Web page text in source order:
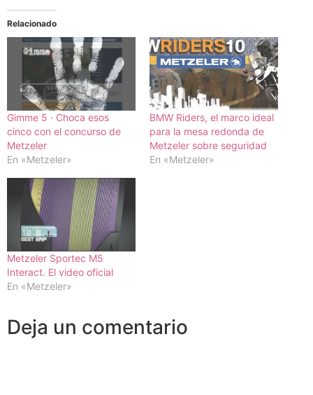
Relacionado
Gimme 5 · Choca esos
cinco con el concurso de
Metzeler
En «Metzeler»
BMW Riders, el marco ideal
para la mesa redonda de
Metzeler sobre seguridad
En «Metzeler»
Metzeler Sportec M5
Interact. El video oficial
En «Metzeler»
Deja un comentario